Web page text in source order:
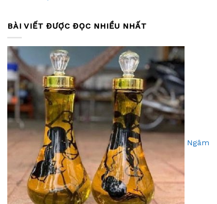
BÀI VIẾT ĐƯỢC ĐỌC NHIỀU NHẤT
Ngâm